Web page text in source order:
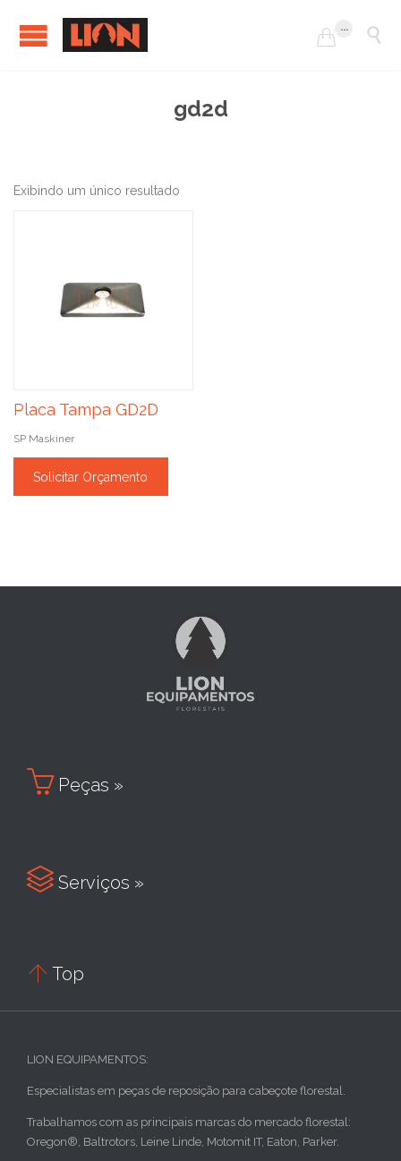

... 
gd2d
Exibindo um único resultado
Placa Tampa GD2D
SP Maskiner
Solicitar Orçamento
 Peças »
 Serviços »
 Top
LION EQUIPAMENTOS:
Especialistas em peças de reposição para cabeçote florestal.
Trabalhamos com as principais marcas do mercado florestal:
Oregon®, Baltrotors, Leine Linde, Motomit IT, Eaton, Parker.